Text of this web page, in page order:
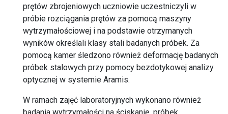
prętów zbrojeniowych uczniowie uczestniczyli w
próbie rozciągania prętów za pomocą maszyny
wytrzymałościowej i na podstawie otrzymanych
wyników określali klasy stali badanych próbek. Za
pomocą kamer śledzono również deformację badanych
próbek stalowych przy pomocy bezdotykowej analizy
optycznej w systemie Aramis.
W ramach zajęć laboratoryjnych wykonano również